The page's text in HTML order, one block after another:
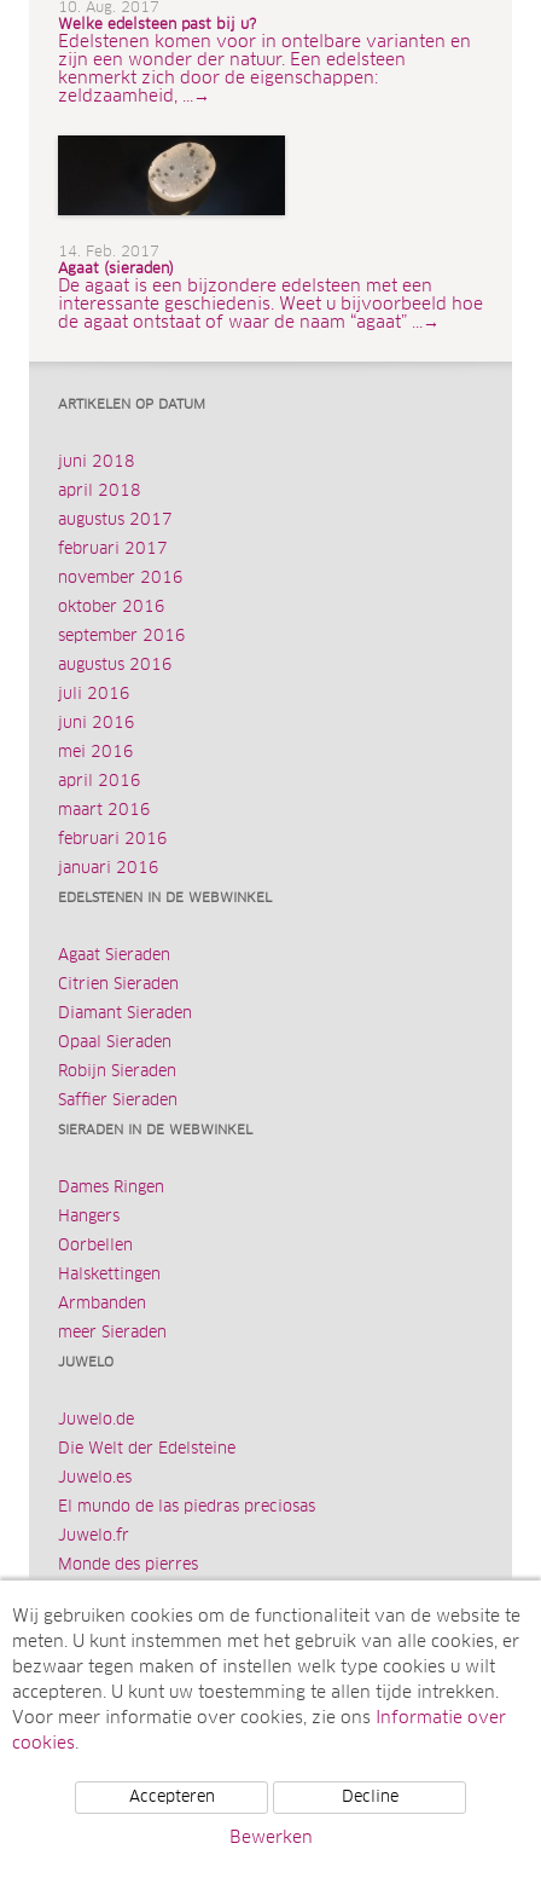
10. Aug. 2017
Welke edelsteen past bij u?
Edelstenen komen voor in ontelbare varianten en
zijn een wonder der natuur. Een edelsteen
kenmerkt zich door de eigenschappen:
zeldzaamheid, ...→
14. Feb. 2017
Agaat (sieraden)
De agaat is een bijzondere edelsteen met een
interessante geschiedenis. Weet u bijvoorbeeld hoe
de agaat ontstaat of waar de naam “agaat” ...→
ARTIKELEN OP DATUM
juni 2018
april 2018
augustus 2017
februari 2017
november 2016
oktober 2016
september 2016
augustus 2016
juli 2016
juni 2016
mei 2016
april 2016
maart 2016
februari 2016
januari 2016
EDELSTENEN IN DE WEBWINKEL
Agaat Sieraden
Citrien Sieraden
Diamant Sieraden
Opaal Sieraden
Robijn Sieraden
Saffier Sieraden
SIERADEN IN DE WEBWINKEL
Dames Ringen
Hangers
Oorbellen
Halskettingen
Armbanden
meer Sieraden
JUWELO
Juwelo.de
Die Welt der Edelsteine
Juwelo.es
El mundo de las piedras preciosas
Juwelo.fr
Monde des pierres
Il mondo delle gemme
Rocks & Co.
Ädelstenarnas Värld
Juwelo.com
© Juwelo Deutschland GmbH (Een onderneming van de
Wij gebruiken cookies om de functionaliteit van de website te
meten. U kunt instemmen met het gebruik van alle cookies, er
bezwaar tegen maken of instellen welk type cookies u wilt
accepteren. U kunt uw toestemming te allen tijde intrekken.
Voor meer informatie over cookies, zie ons
Informatie over
cookies.
Accepteren Decline
Bewerken